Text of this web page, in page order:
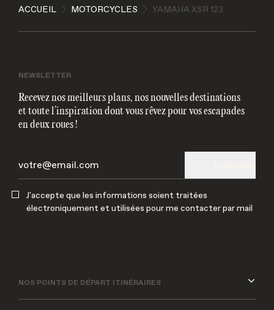
J'accepte que les informations soient traitées
ACCUEIL MOTORCYCLES YAMAHA XSR 123
NEWSLETTER
Recevez nos meilleurs plans, nos nouvelles destinations
et toute l’inspiration dont vous rêvez pour vos escapades
en deux roues !
J'accepte que les informations soient traitées
électroniquement et utilisées pour me contacter par mail
NOS POINTS DE DÉPART ITINÉRAIRES